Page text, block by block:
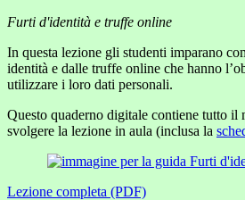
Furti d'identità e truffe online
In questa lezione gli studenti imparano
identità e dalle truffe online che hanno
utilizzare i loro dati personali.
Questo quaderno digitale contiene tutto il
svolgere la lezione in aula (inclusa la
Lezione completa (PDF)